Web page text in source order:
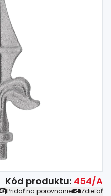
Kód produktu: 454/A
Pridať na porovnanie Zdieľať